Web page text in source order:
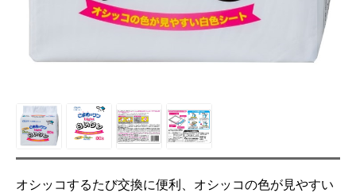
オシッコするたび交換に便利、オシッコの色が見やすい